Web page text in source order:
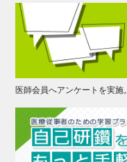
医師会員へアンケートを実施